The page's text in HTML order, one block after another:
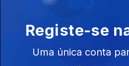
Rollins, onde conta a
26 nov. 2011
Registe-se
Uma única conta